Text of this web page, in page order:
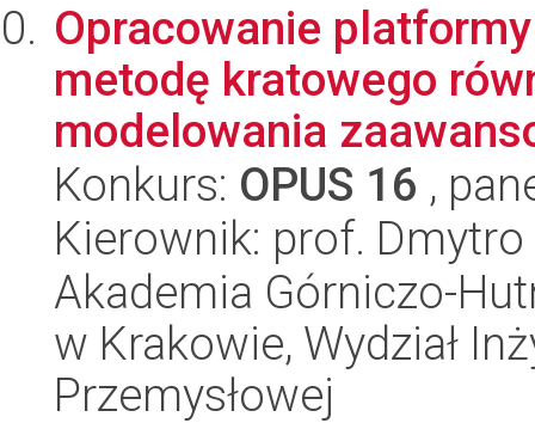
Opracowanie
metodę kratowego
modelowania
Konkurs: OPUS 16 ,
Kierownik: prof.
Akademia Górniczo-
w Krakowie, Wydział
Przemysłowej